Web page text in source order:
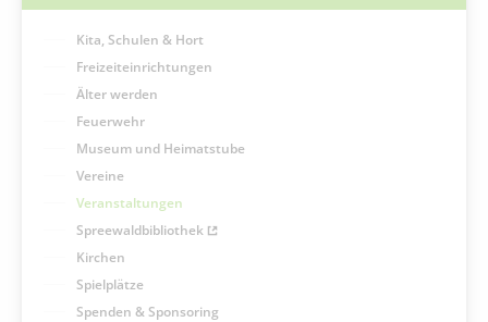
Kita, Schulen & Hort
Freizeiteinrichtungen
Älter werden
Feuerwehr
Museum und Heimatstube
Vereine
Veranstaltungen
Spreewaldbibliothek
Kirchen
Spielplätze
Spenden & Sponsoring